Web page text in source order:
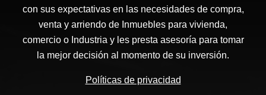
con sus expectativas en las necesidades de compra,
venta y arriendo de Inmuebles para vivienda,
comercio o Industria y les presta asesoría para tomar
la mejor decisión al momento de su inversión.
Políticas de privacidad